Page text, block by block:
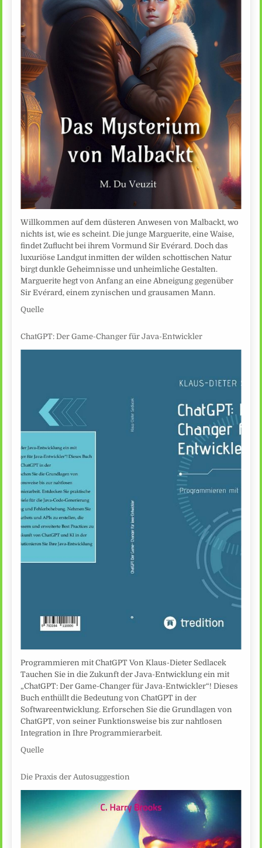
Willkommen auf dem düsteren Anwesen von Malbackt, wo
nichts ist, wie es scheint. Die junge Marguerite, eine Waise,
findet Zuflucht bei ihrem Vormund Sir Evérard. Doch das
luxuriöse Landgut inmitten der wilden schottischen Natur
birgt dunkle Geheimnisse und unheimliche Gestalten.
Marguerite hegt von Anfang an eine Abneigung gegenüber
Sir Evérard, einem zynischen und grausamen Mann.
Quelle
ChatGPT: Der Game-Changer für Java-Entwickler
Programmieren mit ChatGPT Von Klaus-Dieter Sedlacek
Tauchen Sie in die Zukunft der Java-Entwicklung ein mit
„ChatGPT: Der Game-Changer für Java-Entwickler“! Dieses
Buch enthüllt die Bedeutung von ChatGPT in der
Softwareentwicklung. Erforschen Sie die Grundlagen von
ChatGPT, von seiner Funktionsweise bis zur nahtlosen
Integration in Ihre Programmierarbeit.
Quelle
Die Praxis der Autosuggestion